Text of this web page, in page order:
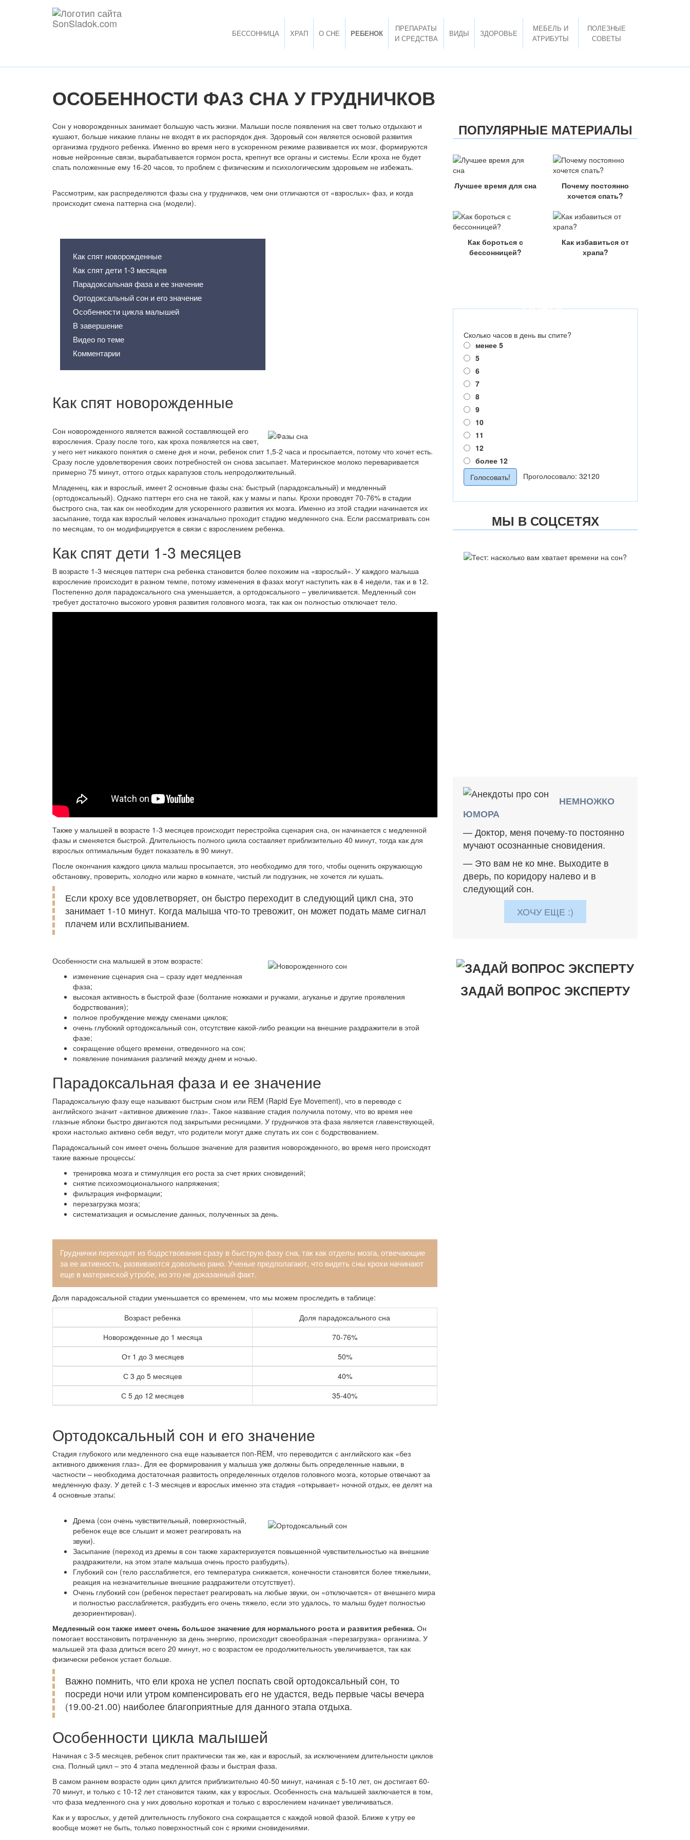
БЕССОННИЦА ХРАП О СНЕ РЕБЕНОК
ПРЕПАРАТЫ
И СРЕДСТВА
ВИДЫ ЗДОРОВЬЕ
МЕБЕЛЬ И
АТРИБУТЫ
ПОЛЕЗНЫЕ
СОВЕТЫ
ОСОБЕННОСТИ ФАЗ СНА У ГРУДНИЧКОВ
Сон у новорожденных занимает большую часть жизни. Малыши после появления на свет только отдыхают и
кушают, больше никакие планы не входят в их распорядок дня. Здоровый сон является основой развития
организма грудного ребенка. Именно во время него в ускоренном режиме развивается их мозг, формируются
новые нейронные связи, вырабатывается гормон роста, крепнут все органы и системы. Если кроха не будет
спать положенные ему 16-20 часов, то проблем с физическим и психологическим здоровьем не избежать.
Рассмотрим, как распределяются фазы сна у грудничков, чем они отличаются от «взрослых» фаз, и когда
происходит смена паттерна сна (модели).
Как спят новорожденные
Как спят дети 1-3 месяцев
Парадоксальная фаза и ее значение
Ортодоксальный сон и его значение
Особенности цикла малышей
В завершение
Видео по теме
Комментарии
Как спят новорожденные
Сон новорожденного является важной составляющей его
взросления. Сразу после того, как кроха появляется на свет,
у него нет никакого понятия о смене дня и ночи, ребенок спит 1,5-2 часа и просыпается, потому что хочет есть.
Сразу после удовлетворения своих потребностей он снова засыпает. Материнское молоко переваривается
примерно 75 минут, оттого отдых карапузов столь непродолжительный.
Младенец, как и взрослый, имеет 2 основные фазы сна: быстрый (парадоксальный) и медленный
(ортодоксальный). Однако паттерн его сна не такой, как у мамы и папы. Крохи проводят 70-76% в стадии
быстрого сна, так как он необходим для ускоренного развития их мозга. Именно из этой стадии начинается их
засыпание, тогда как взрослый человек изначально проходит стадию медленного сна. Если рассматривать сон
по месяцам, то он модифицируется в связи с взрослением ребенка.
Как спят дети 1-3 месяцев
В возрасте 1-3 месяцев паттерн сна ребенка становится более похожим на «взрослый». У каждого малыша
взросление происходит в разном темпе, потому изменения в фазах могут наступить как в 4 недели, так и в 12.
Постепенно доля парадоксального сна уменьшается, а ортодоксального – увеличивается. Медленный сон
требует достаточно высокого уровня развития головного мозга, так как он полностью отключает тело.
Также у малышей в возрасте 1-3 месяцев происходит перестройка сценария сна, он начинается с медленной
фазы и сменяется быстрой. Длительность полного цикла составляет приблизительно 40 минут, тогда как для
взрослых оптимальным будет показатель в 90 минут.
После окончания каждого цикла малыш просыпается, это необходимо для того, чтобы оценить окружающую
обстановку, проверить, холодно или жарко в комнате, чистый ли подгузник, не хочется ли кушать.
Если кроху все удовлетворяет, он быстро переходит в следующий цикл сна, это
занимает 1-10 минут. Когда малыша что-то тревожит, он может подать маме сигнал
плачем или всхлипыванием.
Особенности сна малышей в этом возрасте:
изменение сценария сна – сразу идет медленная
фаза;
высокая активность в быстрой фазе (болтание ножками и ручками, агуканье и другие проявления
бодрствования);
полное пробуждение между сменами циклов;
очень глубокий ортодоксальный сон, отсутствие какой-либо реакции на внешние раздражители в этой
фазе;
сокращение общего времени, отведенного на сон;
появление понимания различий между днем и ночью.
Парадоксальная фаза и ее значение
Парадоксальную фазу еще называют быстрым сном или REM (Rapid Eye Movement), что в переводе с
английского значит «активное движение глаз». Такое название стадия получила потому, что во время нее
глазные яблоки быстро двигаются под закрытыми ресницами. У грудничков эта фаза является главенствующей,
крохи настолько активно себя ведут, что родители могут даже спутать их сон с бодрствованием.
Парадоксальный сон имеет очень большое значение для развития новорожденного, во время него происходят
такие важные процессы:
тренировка мозга и стимуляция его роста за счет ярких сновидений;
снятие психоэмоционального напряжения;
фильтрация информации;
перезагрузка мозга;
систематизация и осмысление данных, полученных за день.
Груднички переходят из бодрствования сразу в быструю фазу сна, так как отделы мозга, отвечающие
за ее активность, развиваются довольно рано. Ученые предполагают, что видеть сны крохи начинают
еще в материнской утробе, но это не доказанный факт.
Доля парадоксальной стадии уменьшается со временем, что мы можем проследить в таблице:
Возраст ребенка
Доля парадоксального сна
Новорожденные до 1 месяца
70-76%
От 1 до 3 месяцев
50%
С 3 до 5 месяцев
40%
С 5 до 12 месяцев
35-40%
Ортодоксальный сон и его значение
Стадия глубокого или медленного сна еще называется non-REM, что переводится с английского как «без
активного движения глаз». Для ее формирования у малыша уже должны быть определенные навыки, в
частности – необходима достаточная развитость определенных отделов головного мозга, которые отвечают за
медленную фазу. У детей с 1-3 месяцев и взрослых именно эта стадия «открывает» ночной отдых, ее делят на
4 основные этапы:
Дрема (сон очень чувствительный, поверхностный,
ребенок еще все слышит и может реагировать на
звуки).
Засыпание (переход из дремы в сон также характеризуется повышенной чувствительностью на внешние
раздражители, на этом этапе малыша очень просто разбудить).
Глубокий сон (тело расслабляется, его температура снижается, конечности становятся более тяжелыми,
реакция на незначительные внешние раздражители отсутствует).
Очень глубокий сон (ребенок перестает реагировать на любые звуки, он «отключается» от внешнего мира
и полностью расслабляется, разбудить его очень тяжело, если это удалось, то малыш будет полностью
дезориентирован).
Медленный сон также имеет очень большое значение для нормального роста и развития ребенка. Он
помогает восстановить потраченную за день энергию, происходит своеобразная «перезагрузка» организма. У
малышей эта фаза длиться всего 20 минут, но с возрастом ее продолжительность увеличивается, так как
физически ребенок устает больше.
Важно помнить, что ели кроха не успел поспать свой ортодоксальный сон, то
посреди ночи или утром компенсировать его не удастся, ведь первые часы вечера
(19.00-21.00) наиболее благоприятные для данного этапа отдыха.
Особенности цикла малышей
Начиная с 3-5 месяцев, ребенок спит практически так же, как и взрослый, за исключением длительности циклов
сна. Полный цикл – это 4 этапа медленной фазы и быстрая фаза.
В самом раннем возрасте один цикл длится приблизительно 40-50 минут, начиная с 5-10 лет, он достигает 60-
70 минут, и только с 10-12 лет становится таким, как у взрослых. Особенность сна малышей заключается в том,
что фаза медленного сна у них довольно короткая и только с взрослением начинает увеличиваться.
Как и у взрослых, у детей длительность глубокого сна сокращается с каждой новой фазой. Ближе к утру ее
вообще может не быть, только поверхностный сон с яркими сновидениями.
ПОПУЛЯРНЫЕ МАТЕРИАЛЫ
Лучшее время для сна
Почему постоянно
хочется спать?
Как бороться с
бессонницей?
Как избавиться от
храпа?
ОПРОС
Сколько часов в день вы спите?
менее 5
5
6
7
8
9
10
11
12
более 12
Проголосовало: 32120
МЫ В СОЦСЕТЯХ
НЕМНОЖКО
ЮМОРА
— Доктор, меня почему-то постоянно
мучают осознанные сновидения.
— Это вам не ко мне. Выходите в
дверь, по коридору налево и в
следующий сон.
ХОЧУ ЕЩЕ :)
ЗАДАЙ ВОПРОС ЭКСПЕРТУ